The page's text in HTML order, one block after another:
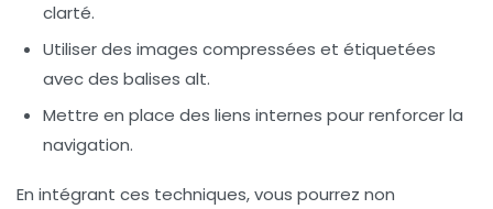
clarté.
Utiliser des images compressées et étiquetées
avec des balises alt.
Mettre en place des liens internes pour renforcer la
navigation.
En intégrant ces techniques, vous pourrez non